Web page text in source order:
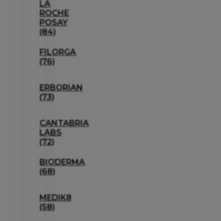
LA
ROCHE
POSAY
(84)
FILORGA
(76)
ERBORIAN
(73)
CANTABRIA
LABS
(72)
BIODERMA
(68)
MEDIK8
(58)